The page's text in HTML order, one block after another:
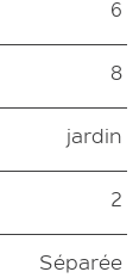
6
8
jardin
2
Séparée